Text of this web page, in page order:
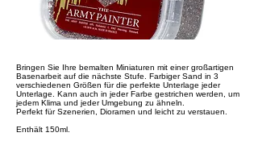
Bringen Sie Ihre bemalten Miniaturen mit einer großartigen
Basenarbeit auf die nächste Stufe. Farbiger Sand in 3
verschiedenen Größen für die perfekte Unterlage jeder
Unterlage. Kann auch in jeder Farbe gestrichen werden, um
jedem Klima und jeder Umgebung zu ähneln.
Perfekt für Szenerien, Dioramen und leicht zu verstauen.
Enthält 150ml.